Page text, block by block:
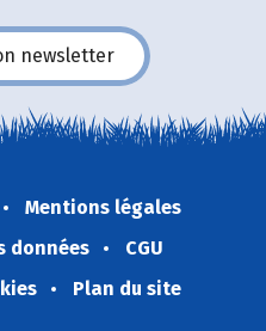
newsletter
Mentions légales
données
CGU
Plan du site